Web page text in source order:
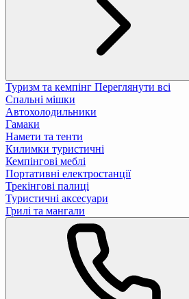
Туризм та кемпінг Переглянути всі
Спальні мішки
Автохолодильники
Гамаки
Намети та тенти
Килимки туристичні
Кемпінгові меблі
Портативні електростанції
Трекінгові палиці
Туристичні аксесуари
Грилі та мангали